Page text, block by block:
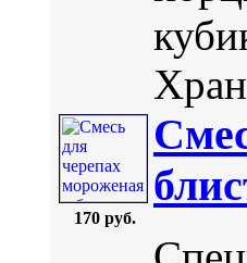
170 руб.